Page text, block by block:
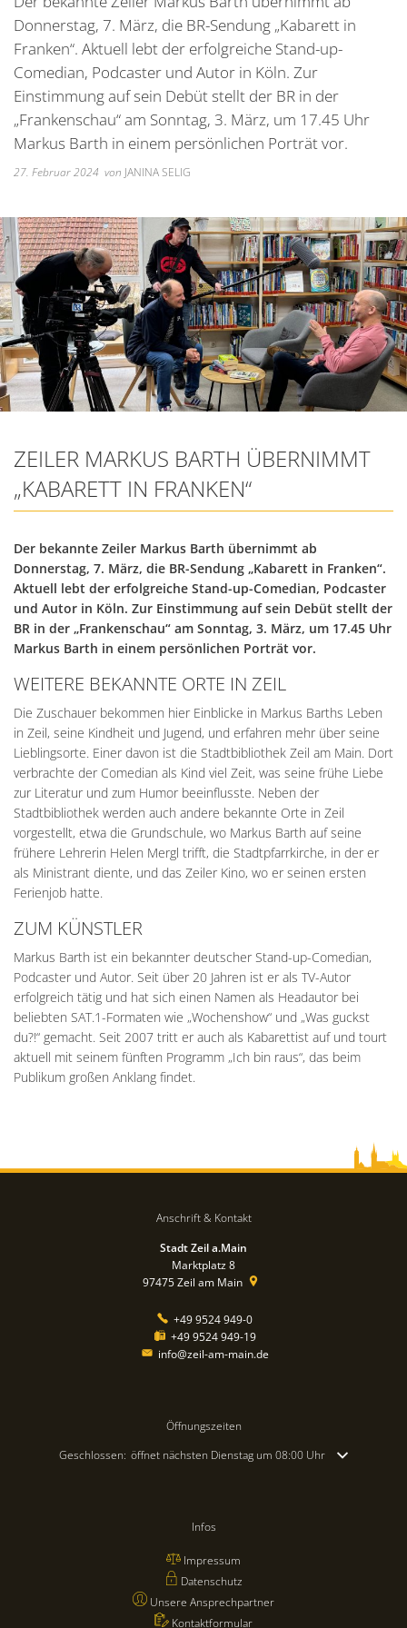
2025
Online Anträge Online Portal
Stellenangebote Bauhofmitarbeiter für
Bekanntmachungen
Errichtung von
Managementplan Natura
Bekanntmachung der
Kommunalwahl 2026
Wohnen im
Friedhof
Kommunale Wärmeplanung
Wohnmobilstellplatz
Wein, Bier und Edelbrände
Donnerstag, 7. März, die BR-Sendung „Kabarett in
Franken“. Aktuell lebt der erfolgreiche Stand-up-
Comedian, Podcaster und Autor in Köln. Zur
Einstimmung auf sein Debüt stellt der BR in der
„Frankenschau“ am Sonntag, 3. März, um 17.45 Uhr
Markus Barth in einem persönlichen Porträt vor.
27. Februar 2024 von JANINA SELIG
ZEILER MARKUS BARTH ÜBERNIMMT
„KABARETT IN FRANKEN“
Der bekannte Zeiler Markus Barth übernimmt ab
Donnerstag, 7. März, die BR-Sendung „Kabarett in Franken“.
Aktuell lebt der erfolgreiche Stand-up-Comedian, Podcaster
und Autor in Köln. Zur Einstimmung auf sein Debüt stellt der
BR in der „Frankenschau“ am Sonntag, 3. März, um 17.45 Uhr
Markus Barth in einem persönlichen Porträt vor.
WEITERE BEKANNTE ORTE IN ZEIL
Die Zuschauer bekommen hier Einblicke in Markus Barths Leben
in Zeil, seine Kindheit und Jugend, und erfahren mehr über seine
Lieblingsorte. Einer davon ist die Stadtbibliothek Zeil am Main. Dort
verbrachte der Comedian als Kind viel Zeit, was seine frühe Liebe
zur Literatur und zum Humor beeinflusste. Neben der
Stadtbibliothek werden auch andere bekannte Orte in Zeil
vorgestellt, etwa die Grundschule, wo Markus Barth auf seine
frühere Lehrerin Helen Mergl trifft, die Stadtpfarrkirche, in der er
als Ministrant diente, und das Zeiler Kino, wo er seinen ersten
Ferienjob hatte.
ZUM KÜNSTLER
Markus Barth ist ein bekannter deutscher Stand-up-Comedian,
Podcaster und Autor. Seit über 20 Jahren ist er als TV-Autor
erfolgreich tätig und hat sich einen Namen als Headautor bei
beliebten SAT.1-Formaten wie „Wochenshow“ und „Was guckst
du?!“ gemacht. Seit 2007 tritt er auch als Kabarettist auf und tourt
aktuell mit seinem fünften Programm „Ich bin raus“, das beim
Publikum großen Anklang findet.
Anschrift & Kontakt
Stadt Zeil a.Main
Marktplatz 8
97475Zeil am Main
+49 9524 949-0
+49 9524 949-19
info@zeil-am-main.de
Öffnungszeiten
Klicken, um weitere Öffnungs- oder Schließzeiten auszublenden
Geschlossen: öffnet nächsten Dienstag um 08:00 Uhr
Infos
Impressum
Datenschutz
Unsere Ansprechpartner
Kontaktformular